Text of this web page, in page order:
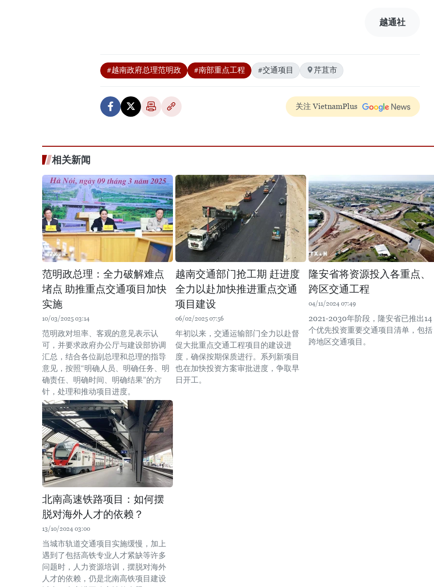
越通社
#越南政府总理范明政 #南部重点工程 #交通项目 芹苴市
关注 VietnamPlus
相关新闻
范明政总理：全力破解难点
堵点 助推重点交通项目加快
实施
10/03/2025 03:14
范明政对坦率、客观的意见表示认
可，并要求政府办公厅与建设部协调
汇总，结合各位副总理和总理的指导
意见，按照“明确人员、明确任务、明
确责任、明确时间、明确结果”的方
针，处理和推动项目进度。
越南交通部门抢工期 赶进度
全力以赴加快推进重点交通
项目建设
06/02/2025 07:56
年初以来，交通运输部门全力以赴督
促大批重点交通工程项目的建设进
度，确保按期保质进行。系列新项目
也在加快投资方案审批进度，争取早
日开工。
隆安省将资源投入各重点、
跨区交通工程
04/11/2024 07:49
2021-2030年阶段，隆安省已推出14
个优先投资重要交通项目清单，包括
跨地区交通项目。
北南高速铁路项目：如何摆
脱对海外人才的依赖？
13/10/2024 03:00
当城市轨道交通项目实施缓慢，加上
遇到了包括高铁专业人才紧缺等许多
问题时，人力资源培训，摆脱对海外
人才的依赖，仍是北南高铁项目建设